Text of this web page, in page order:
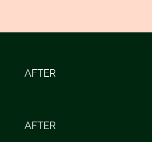
AFTER
AFTER